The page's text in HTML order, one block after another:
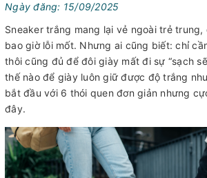
Ngày đăng: 15/09/2025
Sneaker trắng mang lại vẻ ngoài trẻ
bao giờ lỗi mốt. Nhưng ai cũng biết: chỉ
thôi cũng đủ để đôi giày mất đi sự “sạch sẽ
thế nào để giày luôn giữ được độ trắng
bắt đầu với 6 thói quen đơn giản nhưng
đây.